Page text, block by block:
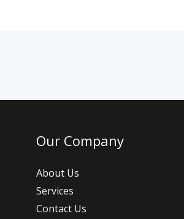
Our Company
About Us
Services
Contact Us